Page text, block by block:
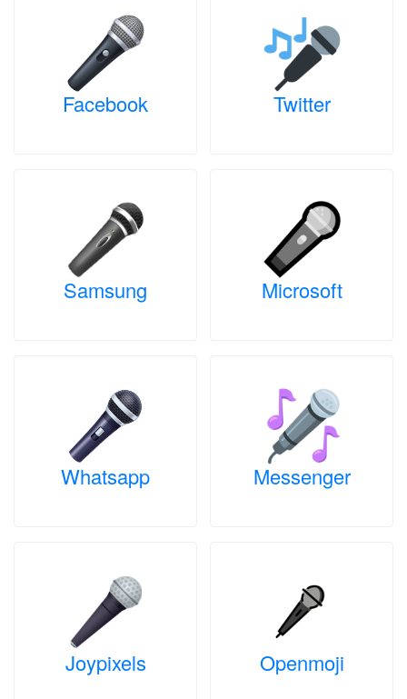
Facebook Twitter
Samsung Microsoft
Whatsapp Messenger
Joypixels Openmoji